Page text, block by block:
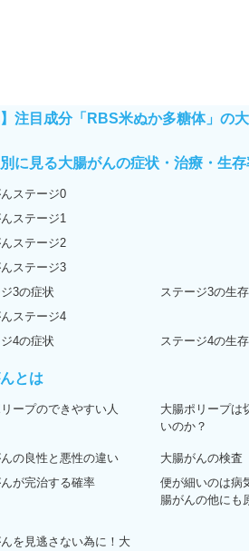
】注目成分「RBS米ぬか多糖体」の
に見る大腸がんの症状・治療・生
ステージ0
ステージ1
ステージ2
ステージ3
3の症状
ステージ3の生
ステージ4
4の症状
ステージ4の生
とは
ープのできやすい人
大腸ポリープは
いのか？
の良性と悪性の違い
大腸がんの検査
が完治する確率
便が細いのは病
腸がんの他にも
を見逃さない為に！大